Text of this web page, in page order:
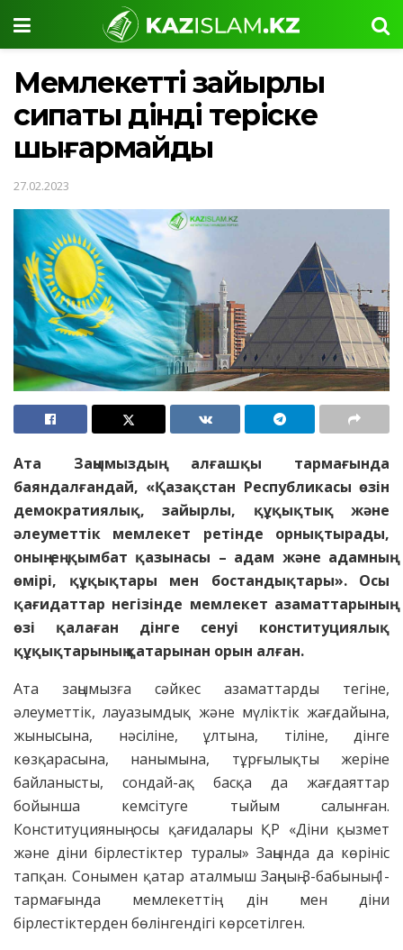
Мемлекеттің зайырлы
сипаты дінді теріске
шығармайды
27.02.2023
Ата Заңымыздың алғашқы тармағында
баяндалғандай, «Қазақстан Республикасы өзін
демократиялық, зайырлы, құқықтық және
әлеуметтік мемлекет ретінде орнықтырады,
оның ең қымбат қазынасы – адам және адамның
өмірі, құқықтары мен бостандықтары». Осы
қағидаттар негізінде мемлекет азаматтарының
өзі қалаған дінге сенуі конституциялық
құқықтарының қатарынан орын алған.
Ата заңымызға сәйкес азаматтарды тегiне,
әлеуметтiк, лауазымдық және мүлiктiк жағдайына,
жынысына, нәсiлiне, ұлтына, тіліне, дiнге
көзқарасына, нанымына, тұрғылықты жерiне
байланысты, сондай-ақ басқа да жағдаяттар
бойынша кемсiтуге тыйым салынған.
Конституцияның осы қағидалары ҚР «Діни қызмет
және діни бірлестіктер туралы» Заңында да көрініс
тапқан. Сонымен қатар аталмыш Заңның 3-бабының 1-
тармағында мемлекеттің дін мен діни
бірлестіктерден бөлінгендігі көрсетілген.